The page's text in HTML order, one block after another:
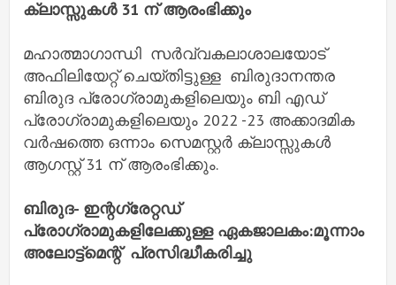
ക്ലാസ്സുകൾ 31 ന് ആരംഭിക്കും
മഹാത്മാഗാന്ധി സർവ്വകലാശാലയോട്
അഫിലിയേറ്റ് ചെയ്തിട്ടുള്ള ബിരുദാനന്തര
ബിരുദ പ്രോഗ്രാമുകളിലെയും ബി എഡ്
പ്രോഗ്രാമുകളിലെയും 2022 -23 അക്കാദമിക
വർഷത്തെ ഒന്നാം സെമസ്റ്റർ ക്ലാസ്സുകൾ
ആഗസ്റ്റ് 31 ന് ആരംഭിക്കും.
ബിരുദ- ഇന്റഗ്രേറ്റഡ്
പ്രോഗ്രാമുകളിലേക്കുള്ള ഏകജാലകം:മൂന്നാം
അലോട്ട്മെന്റ് പ്രസിദ്ധീകരിച്ചു